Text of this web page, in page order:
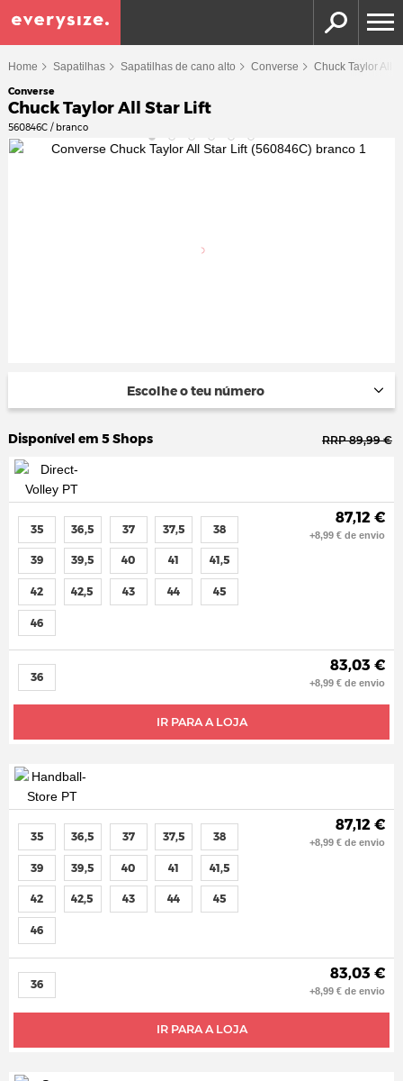
Home Sapatilhas Sapatilhas de cano alto Converse Chuck Taylor All
Converse
Chuck Taylor All Star Lift
560846C / branco
Escolhe o teu número
Disponível em 5 Shops RRP 89,99 €
IR PARA A LOJA
35 36,5 37 37,5 38
39 39,5 40 41 41,5
42 42,5 43 44 45
46
87,12 €
+8,99 € de envio
36
83,03 €
+8,99 € de envio
IR PARA A LOJA
35 36,5 37 37,5 38
39 39,5 40 41 41,5
42 42,5 43 44 45
46
87,12 €
+8,99 € de envio
36
83,03 €
+8,99 € de envio